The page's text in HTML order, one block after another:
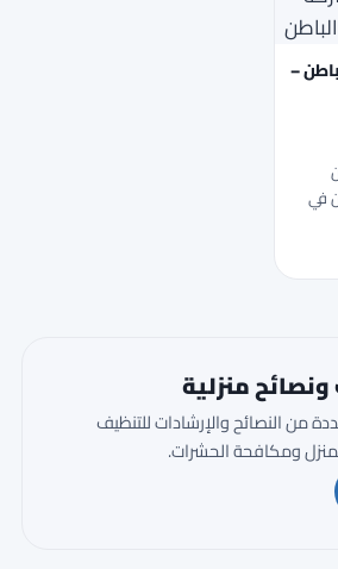
–
في
منزلية
من النصائح والإرشادات للتنظيف
ومكافحة الحشرات.